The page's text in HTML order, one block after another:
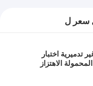
سعر ل
تدميرية اختبار
الاهتزاز